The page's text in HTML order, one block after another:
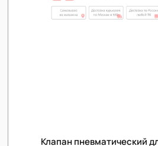
Клапан пневматический